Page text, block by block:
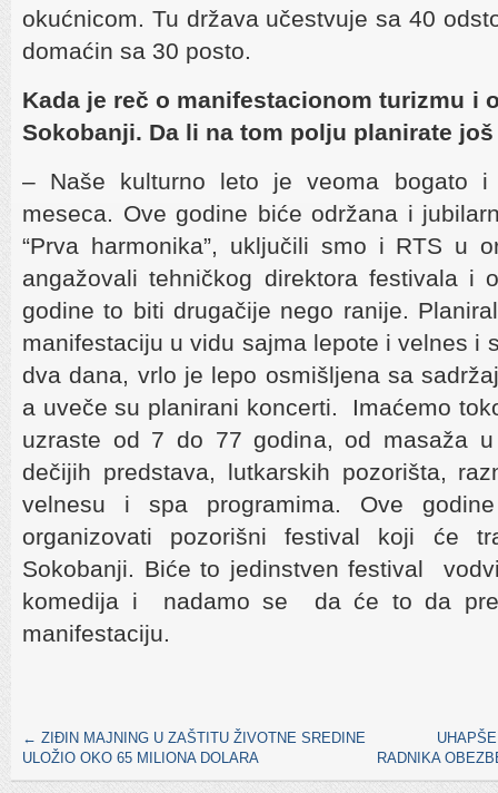
okućnicom. Tu država učestvuje sa 40
domaćin sa 30 posto.
Kada je reč o manifestacionom turizmu i
Sokobanji. Da li na tom polju planirate
– Naše kulturno leto je veoma bogato
meseca. Ove godine biće održana i
“Prva harmonika”, uključili smo i RTS u
angažovali tehničkog direktora festivala i
godine to biti drugačije nego ranije.
manifestaciju u vidu sajma lepote i velnes i
dva dana, vrlo je lepo osmišljena sa
a uveče su planirani koncerti. Imaćemo
uzraste od 7 do 77 godina, od masaža u
dečijih predstava, lutkarskih pozorišta,
velnesu i spa programima. Ove
organizovati pozorišni festival koji će
Sokobanji. Biće to jedinstven festival
komedija i nadamo se da će to da
manifestaciju.
← ZIĐIN MAJNING U ZAŠTITU ŽIVOTNE SREDINE
ULOŽIO OKO 65 MILIONA DOLARA
RADNIKA